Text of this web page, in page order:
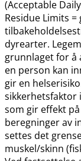
(Acceptable
Residue Limits
dyrearter.
grunnlaget for å
en person kan
gir en
sikkerhetsfaktor
som gir effekt
beregninger av
settes det
muskel​/​skinn